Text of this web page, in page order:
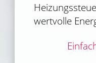
wertvolle